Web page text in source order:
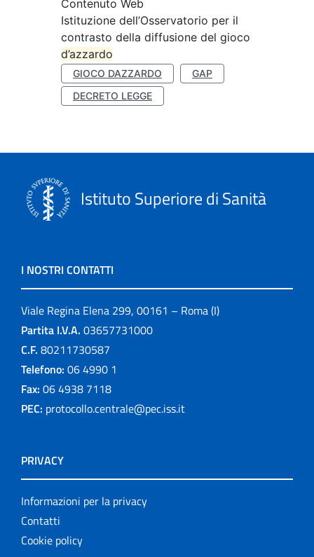
Contenuto Web
Istituzione dell’Osservatorio per il
contrasto della diffusione del gioco
d’azzardo
GIOCO DAZZARDO
GAP
DECRETO LEGGE
Istituto Superiore di Sanità
I NOSTRI CONTATTI
Viale Regina Elena 299, 00161 – Roma (I)
Partita I.V.A. 03657731000
C.F. 80211730587
Telefono: 06 4990 1
Fax: 06 4938 7118
PEC: protocollo.centrale@pec.iss.it
PRIVACY
Informazioni per la privacy
Contatti
Cookie policy